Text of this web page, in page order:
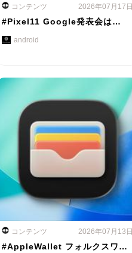
コンテンツ 2026年07月17日
#Pixel11 Google発表会は…
android
コンテンツ 2026年07月13日
#AppleWallet フォルクスワ…